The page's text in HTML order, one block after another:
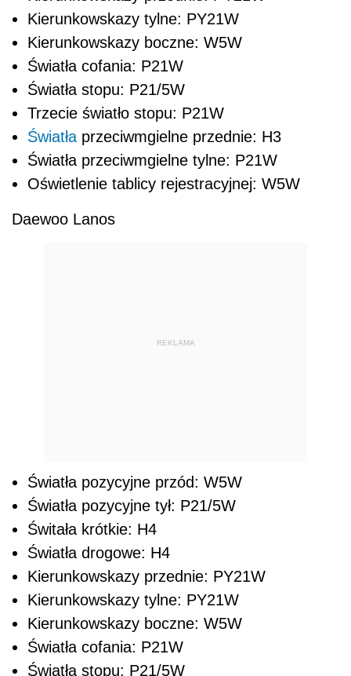
Kierunkowskazy tylne: PY21W
Kierunkowskazy boczne: W5W
Światła cofania: P21W
Światła stopu: P21/5W
Trzecie światło stopu: P21W
Światła przeciwmgielne przednie: H3
Światła przeciwmgielne tylne: P21W
Oświetlenie tablicy rejestracyjnej: W5W
Daewoo Lanos
REKLAMA
Światła pozycyjne przód: W5W
Światła pozycyjne tył: P21/5W
Świtała krótkie: H4
Światła drogowe: H4
Kierunkowskazy przednie: PY21W
Kierunkowskazy tylne: PY21W
Kierunkowskazy boczne: W5W
Światła cofania: P21W
Światła stopu: P21/5W